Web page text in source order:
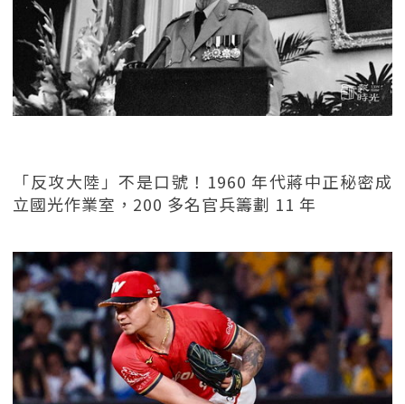
「反攻大陸」不是口號！1960 年代蔣中正秘密成
立國光作業室，200 多名官兵籌劃 11 年